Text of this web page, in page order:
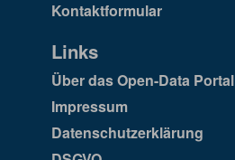
Kontaktformular
Links
Über das Open-Data Portal
Impressum
Datenschutzerklärung